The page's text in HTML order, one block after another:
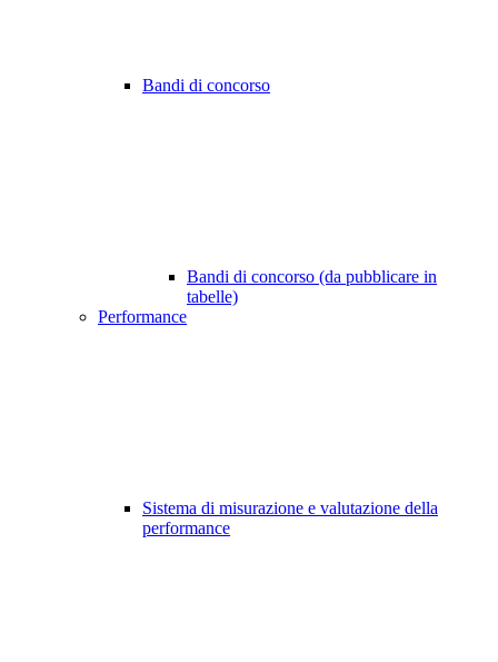
Bandi di concorso
Bandi di concorso (da pubblicare in
tabelle)
Performance
Sistema di misurazione e valutazione della
performance